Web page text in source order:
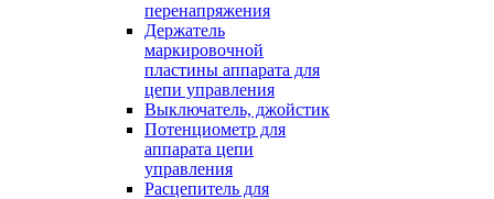
перенапряжения
Держатель
маркировочной
пластины аппарата для
цепи управления
Выключатель, джойстик
Потенциометр для
аппарата цепи
управления
Расцепитель для